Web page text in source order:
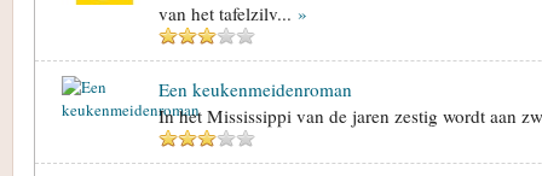
van het tafelzilv... »
Een keukenmeidenroman
In het Mississippi van de jaren zestig wordt aan